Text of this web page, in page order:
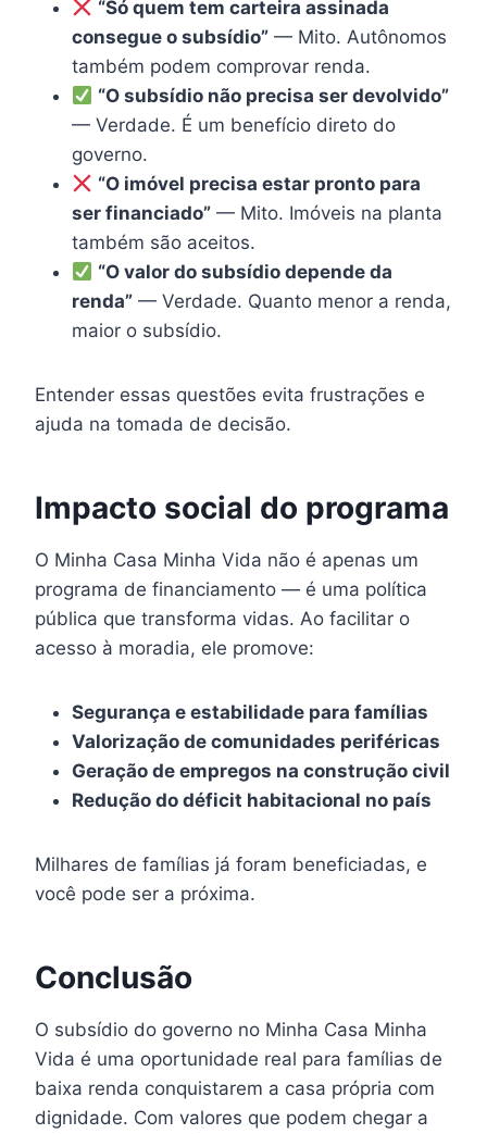
“Só quem tem carteira assinada
consegue o subsídio” — Mito. Autônomos
também podem comprovar renda.
“O subsídio não precisa ser devolvido”
— Verdade. É um benefício direto do
governo.
“O imóvel precisa estar pronto para
ser financiado” — Mito. Imóveis na planta
também são aceitos.
“O valor do subsídio depende da
renda” — Verdade. Quanto menor a renda,
maior o subsídio.
Entender essas questões evita frustrações e
ajuda na tomada de decisão.
Impacto social do programa
O Minha Casa Minha Vida não é apenas um
programa de financiamento — é uma política
pública que transforma vidas. Ao facilitar o
acesso à moradia, ele promove:
Segurança e estabilidade para famílias
Valorização de comunidades periféricas
Geração de empregos na construção civil
Redução do déficit habitacional no país
Milhares de famílias já foram beneficiadas, e
você pode ser a próxima.
Conclusão
O subsídio do governo no Minha Casa Minha
Vida é uma oportunidade real para famílias de
baixa renda conquistarem a casa própria com
dignidade. Com valores que podem chegar a